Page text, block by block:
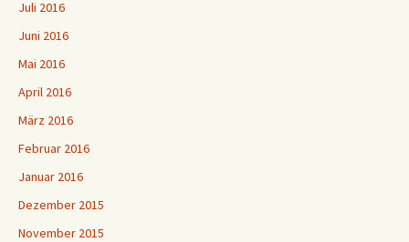
Juli 2016
Juni 2016
Mai 2016
April 2016
März 2016
Februar 2016
Januar 2016
Dezember 2015
November 2015